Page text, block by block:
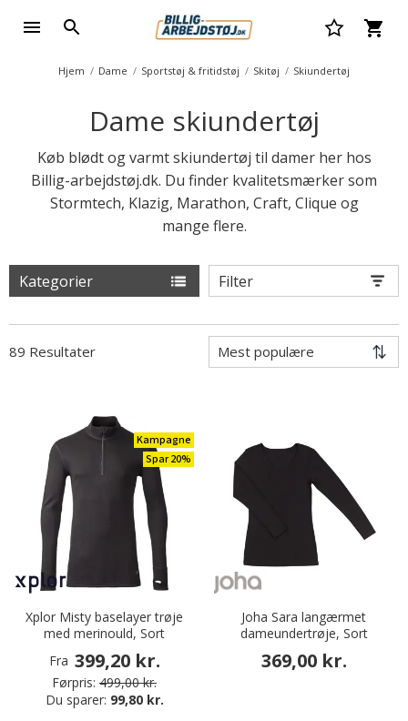
Hjem Dame Sportstøj & fritidstøj Skitøj Skiundertøj
Dame skiundertøj
Køb blødt og varmt skiundertøj til damer her hos
Billig-arbejdstøj.dk. Du finder kvalitetsmærker som
Stormtech, Klazig, Marathon, Craft, Clique og
mange flere.
Kategorier Filter
89 Resultater
Kampagne
Spar 20%
Xplor Misty baselayer trøje
med merinould, Sort
Fra 399,20 kr.
Førpris: 499,00 kr.
Du sparer: 99,80 kr.
Joha Sara langærmet
dameundertrøje, Sort
369,00 kr.